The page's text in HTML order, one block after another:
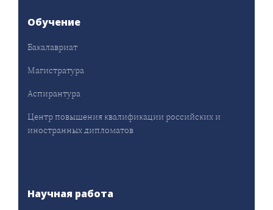
Обучение
Бакалавриат
Магистратура
Аспирантура
Центр повышения квалификации российских и
иностранных дипломатов
Научная работа